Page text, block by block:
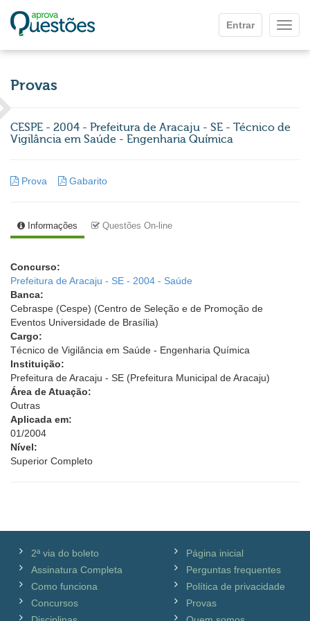
Entrar
Provas
CESPE - 2004 - Prefeitura de Aracaju - SE - Técnico de
Vigilância em Saúde - Engenharia Química
Prova Gabarito
Informações Questões On-line
Concurso:
Prefeitura de Aracaju - SE - 2004 - Saúde
Banca:
Cebraspe (Cespe) (Centro de Seleção e de Promoção de
Eventos Universidade de Brasília)
Cargo:
Técnico de Vigilância em Saúde - Engenharia Química
Instituição:
Prefeitura de Aracaju - SE (Prefeitura Municipal de Aracaju)
Área de Atuação:
Outras
Aplicada em:
01/2004
Nível:
Superior Completo
2ª via do boleto
Assinatura Completa
Como funciona
Concursos
Página inicial
Perguntas frequentes
Política de privacidade
Provas